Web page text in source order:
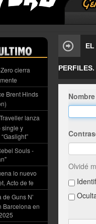
cierra
Brent Hinds
lanza
single y
Souls -
lo nuevo
Acto de fe
de Guns N'
Barcelona en
EL
PERFILES.
Olvidé